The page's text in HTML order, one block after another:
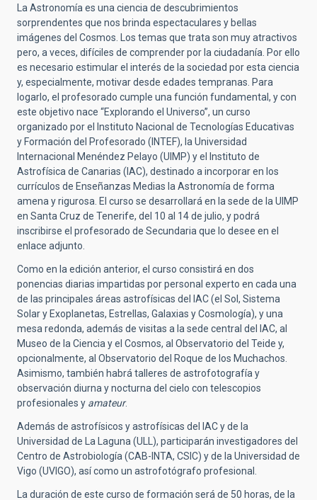
La Astronomía es una ciencia de descubrimientos
sorprendentes que nos brinda espectaculares y bellas
imágenes del Cosmos. Los temas que trata son muy atractivos
pero, a veces, difíciles de comprender por la ciudadanía. Por ello
es necesario estimular el interés de la sociedad por esta ciencia
y, especialmente, motivar desde edades tempranas. Para
logarlo, el profesorado cumple una función fundamental, y con
este objetivo nace “Explorando el Universo”, un curso
organizado por el Instituto Nacional de Tecnologías Educativas
y Formación del Profesorado (INTEF), la Universidad
Internacional Menéndez Pelayo (UIMP) y el Instituto de
Astrofísica de Canarias (IAC), destinado a incorporar en los
currículos de Enseñanzas Medias la Astronomía de forma
amena y rigurosa. El curso se desarrollará en la sede de la UIMP
en Santa Cruz de Tenerife, del 10 al 14 de julio, y podrá
inscribirse el profesorado de Secundaria que lo desee en el
enlace adjunto.
Como en la edición anterior, el curso consistirá en dos
ponencias diarias impartidas por personal experto en cada una
de las principales áreas astrofísicas del IAC (el Sol, Sistema
Solar y Exoplanetas, Estrellas, Galaxias y Cosmología), y una
mesa redonda, además de visitas a la sede central del IAC, al
Museo de la Ciencia y el Cosmos, al Observatorio del Teide y,
opcionalmente, al Observatorio del Roque de los Muchachos.
Asimismo, también habrá talleres de astrofotografía y
observación diurna y nocturna del cielo con telescopios
profesionales y amateur.
Además de astrofísicos y astrofísicas del IAC y de la
Universidad de La Laguna (ULL), participarán investigadores del
Centro de Astrobiología (CAB-INTA, CSIC) y de la Universidad de
Vigo (UVIGO), así como un astrofotógrafo profesional.
La duración de este curso de formación será de 50 horas, de la